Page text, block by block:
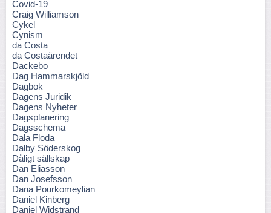
Covid-19
Craig Williamson
Cykel
Cynism
da Costa
da Costaärendet
Dackebo
Dag Hammarskjöld
Dagbok
Dagens Juridik
Dagens Nyheter
Dagsplanering
Dagsschema
Dala Floda
Dalby Söderskog
Dåligt sällskap
Dan Eliasson
Dan Josefsson
Dana Pourkomeylian
Daniel Kinberg
Daniel Widstrand